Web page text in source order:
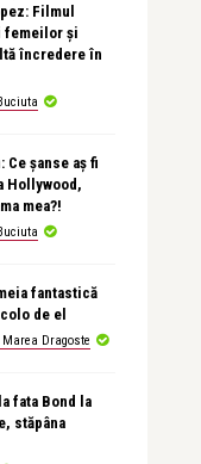
Filmul
femeilor și
încredere în
Ce șanse aș fi
Hollywood,
mea?!
fantastică
de el
Dragoste
fata Bond la
stăpâna